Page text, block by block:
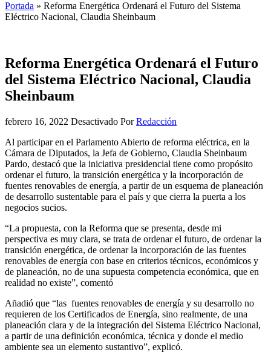
Portada » Reforma Energética Ordenará el Futuro del Sistema
Eléctrico Nacional, Claudia Sheinbaum
Reforma Energética Ordenará el Futuro
del Sistema Eléctrico Nacional, Claudia
Sheinbaum
febrero 16, 2022 Desactivado Por Redacción
Al participar en el Parlamento Abierto de reforma eléctrica, en la
Cámara de Diputados, la Jefa de Gobierno, Claudia Sheinbaum
Pardo, destacó que la iniciativa presidencial tiene como propósito
ordenar el futuro, la transición energética y la incorporación de
fuentes renovables de energía, a partir de un esquema de planeación
de desarrollo sustentable para el país y que cierra la puerta a los
negocios sucios.
“La propuesta, con la Reforma que se presenta, desde mi
perspectiva es muy clara, se trata de ordenar el futuro, de ordenar la
transición energética, de ordenar la incorporación de las fuentes
renovables de energía con base en criterios técnicos, económicos y
de planeación, no de una supuesta competencia económica, que en
realidad no existe”, comentó
Añadió que “las fuentes renovables de energía y su desarrollo no
requieren de los Certificados de Energía, sino realmente, de una
planeación clara y de la integración del Sistema Eléctrico Nacional,
a partir de una definición económica, técnica y donde el medio
ambiente sea un elemento sustantivo”, explicó.